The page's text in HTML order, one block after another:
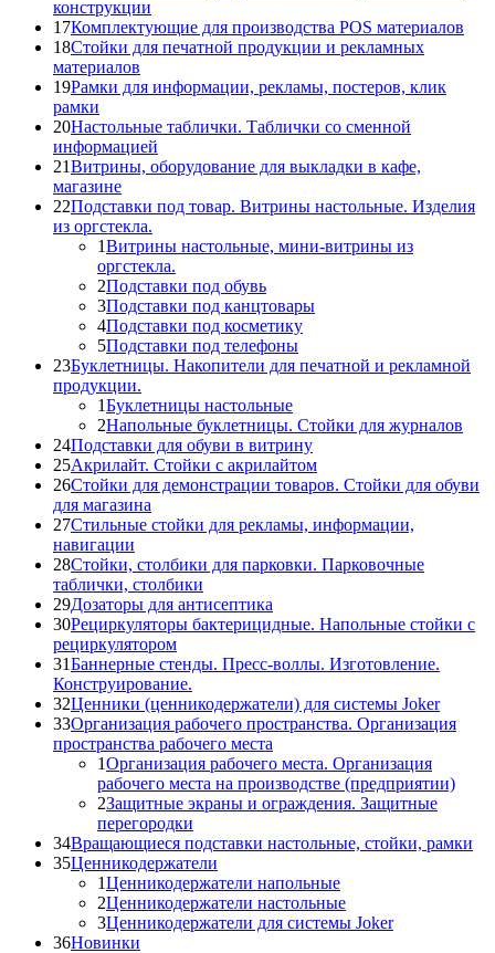
конструкции
17Комплектующие для производства POS материалов
18Стойки для печатной продукции и рекламных
материалов
19Рамки для информации, рекламы, постеров, клик
рамки
20Настольные таблички. Таблички со сменной
информацией
21Витрины, оборудование для выкладки в кафе,
магазине
22Подставки под товар. Витрины настольные. Изделия
из оргстекла.
1Витрины настольные, мини-витрины из
оргстекла.
2Подставки под обувь
3Подставки под канцтовары
4Подставки под косметику
5Подставки под телефоны
23Буклетницы. Накопители для печатной и рекламной
продукции.
1Буклетницы настольные
2Напольные буклетницы. Стойки для журналов
24Подставки для обуви в витрину
25Акрилайт. Стойки с акрилайтом
26Стойки для демонстрации товаров. Стойки для обуви
для магазина
27Стильные стойки для рекламы, информации,
навигации
28Стойки, столбики для парковки. Парковочные
таблички, столбики
29Дозаторы для антисептика
30Рециркуляторы бактерицидные. Напольные стойки с
рециркулятором
31Баннерные стенды. Пресс-воллы. Изготовление.
Конструирование.
32Ценники (ценникодержатели) для системы Joker
33Организация рабочего пространства. Организация
пространства рабочего места
1Организация рабочего места. Организация
рабочего места на производстве (предприятии)
2Защитные экраны и ограждения. Защитные
перегородки
34Вращающиеся подставки настольные, стойки, рамки
35Ценникодержатели
1Ценникодержатели напольные
2Ценникодержатели настольные
3Ценникодержатели для системы Joker
36Новинки